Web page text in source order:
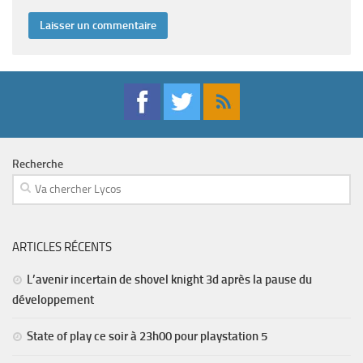
Recherche
ARTICLES RÉCENTS
L’avenir incertain de shovel knight 3d après la pause du
développement
State of play ce soir à 23h00 pour playstation 5